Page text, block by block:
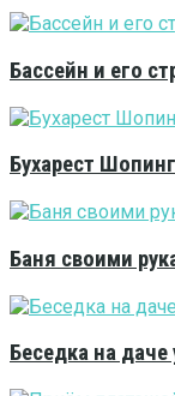
Бассейн и его
Бухарест Шопинг
Баня своими
Беседка на